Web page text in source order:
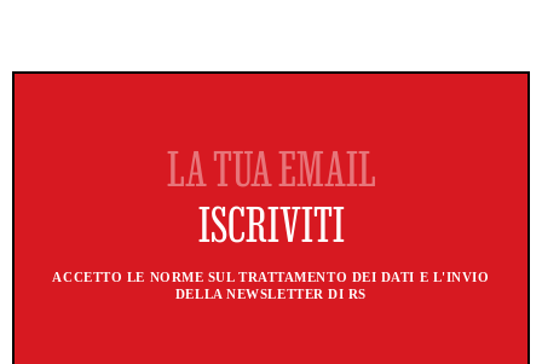
ACCETTO LE NORME SUL TRATTAMENTO DEI DATI E L'INVIO
DELLA NEWSLETTER DI RS